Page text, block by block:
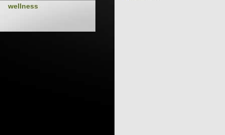
wellness